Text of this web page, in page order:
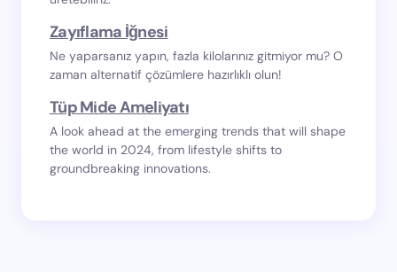
Zayıflama İğnesi
Ne yaparsanız yapın, fazla kilolarınız gitmiyor mu? O
zaman alternatif çözümlere hazırlıklı olun!
Tüp Mide Ameliyatı
A look ahead at the emerging trends that will shape
the world in 2024, from lifestyle shifts to
groundbreaking innovations.